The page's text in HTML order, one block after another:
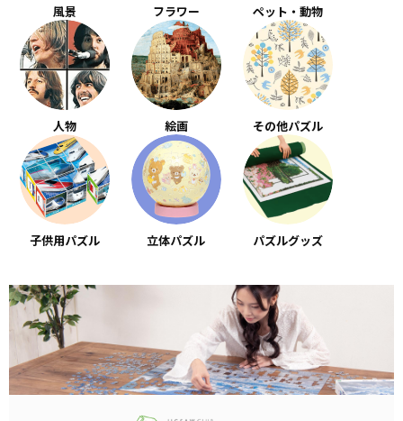
風景 フラワー ペット・動物
人物 絵画 その他パズル
子供用パズル 立体パズル パズルグッズ